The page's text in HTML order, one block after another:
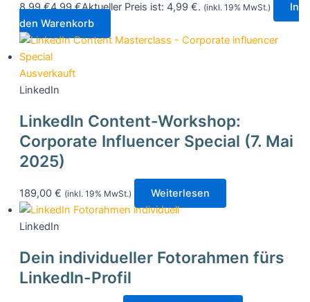
8,99 €4,99€Aktueller Preis ist: 4,99 €. (inkl. 19% MwSt.)
In
den Warenkorb
Ausverkauft
LinkedIn
LinkedIn Content-Workshop:
Corporate Influencer Special (7. Mai
2025)
189,00 € (inkl. 19% MwSt.) Weiterlesen
LinkedIn
Dein individueller Fotorahmen fürs
LinkedIn-Profil